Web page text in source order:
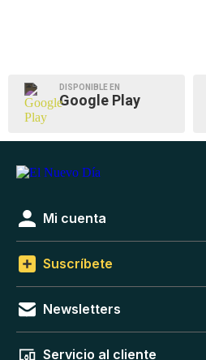
DISPONIBLE EN
Google Play
Mi cuenta
Suscríbete
Newsletters
Servicio al cliente